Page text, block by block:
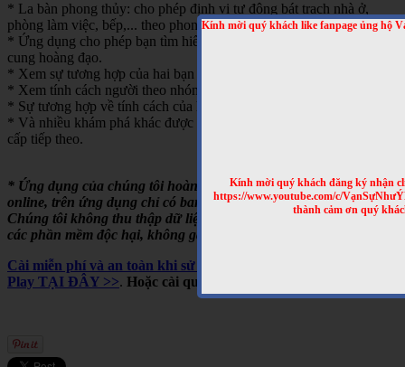
Kính mời quý khách like fanpage ủng hộ
Kính mời quý khách đăng ký nhận
https://www.youtube.com/c/
thành cảm ơn quý
* La bàn phong thủy: cho phép định vị tự động bát trạch nhà ở,
phòng làm việc, bếp,... theo phong thủy bát trạch.
* Ứng dụng cho phép bạn tìm hiểu về tính cách của từng người theo
cung hoàng đạo.
* Xem sự tương hợp của hai bạn theo cung hoàng đạo
* Xem tính cách người theo nhóm máu
* Sự tương hợp về tính cách của hai người theo nhóm máu
* Và nhiều khám phá khác được cập nhật trong những bản nâng
cấp tiếp theo.
* Ứng dụng của chúng tôi hoàn toàn miễn phí, chạy offline hoặc
online, trên ứng dụng chỉ có banner quảng cáo của Google.
Chúng tôi không thu thập dữ liệu người dùng, không cài cắm
các phần mềm độc hại, không gây tốn pin,...
Cài miễn phí và an toàn khi sử dụng cho Android, trên Google
Play TẠI ĐÂY >>. Hoặc cài qua mã QRCODE sau